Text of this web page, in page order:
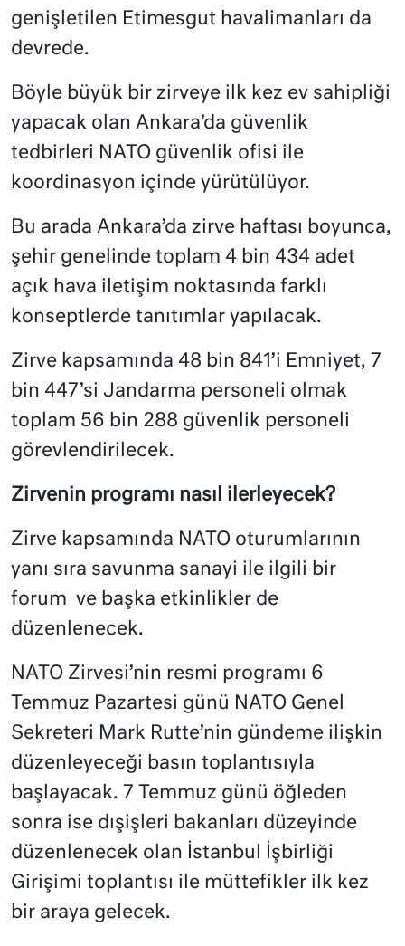
genişletilen Etimesgut havalimanları da
devrede.
Böyle büyük bir zirveye ilk kez ev sahipliği
yapacak olan Ankara’da güvenlik
tedbirleri NATO güvenlik ofisi ile
koordinasyon içinde yürütülüyor.
Bu arada Ankara’da zirve haftası boyunca,
şehir genelinde toplam 4 bin 434 adet
açık hava iletişim noktasında farklı
konseptlerde tanıtımlar yapılacak.
Zirve kapsamında 48 bin 841’i Emniyet, 7
bin 447’si Jandarma personeli olmak
toplam 56 bin 288 güvenlik personeli
görevlendirilecek.
Zirvenin programı nasıl ilerleyecek?
Zirve kapsamında NATO oturumlarının
yanı sıra savunma sanayi ile ilgili bir
forum ve başka etkinlikler de
düzenlenecek.
NATO Zirvesi’nin resmi programı 6
Temmuz Pazartesi günü NATO Genel
Sekreteri Mark Rutte’nin gündeme ilişkin
düzenleyeceği basın toplantısıyla
başlayacak. 7 Temmuz günü öğleden
sonra ise dışişleri bakanları düzeyinde
düzenlenecek olan İstanbul İşbirliği
Girişimi toplantısı ile müttefikler ilk kez
bir araya gelecek.